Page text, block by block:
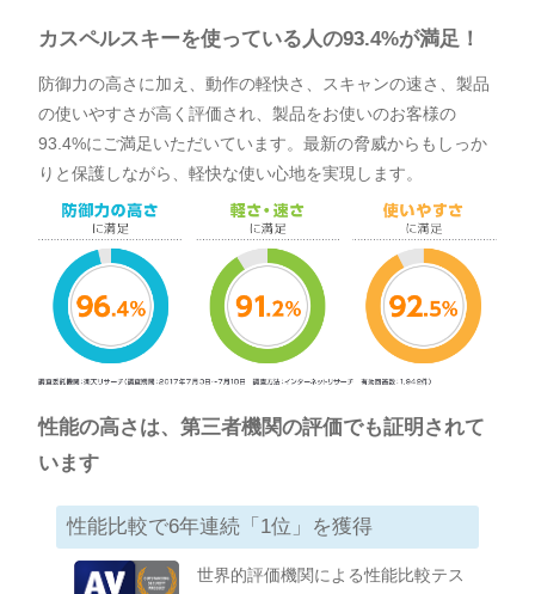
カスペルスキーを使っている人の93.4%が満足！
防御力の高さに加え、動作の軽快さ、スキャンの速さ、製品
の使いやすさが高く評価され、製品をお使いのお客様の
93.4%にご満足いただいています。最新の脅威からもしっか
りと保護しながら、軽快な使い心地を実現します。
性能の高さは、第三者機関の評価でも証明されて
います
性能比較で6年連続「1位」を獲得
世界的評価機関による性能比較テス